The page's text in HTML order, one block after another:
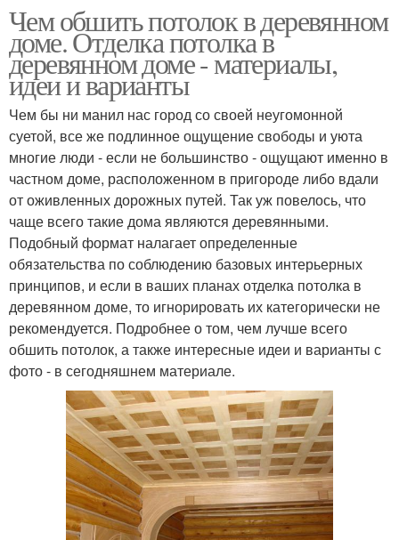
Чем обшить потолок в деревянном
доме. Отделка потолка в
деревянном доме - материалы,
идеи и варианты
Чем бы ни манил нас город со своей неугомонной
суетой, все же подлинное ощущение свободы и уюта
многие люди - если не большинство - ощущают именно в
частном доме, расположенном в пригороде либо вдали
от оживленных дорожных путей. Так уж повелось, что
чаще всего такие дома являются деревянными.
Подобный формат налагает определенные
обязательства по соблюдению базовых интерьерных
принципов, и если в ваших планах отделка потолка в
деревянном доме, то игнорировать их категорически не
рекомендуется. Подробнее о том, чем лучше всего
обшить потолок, а также интересные идеи и варианты с
фото - в сегодняшнем материале.